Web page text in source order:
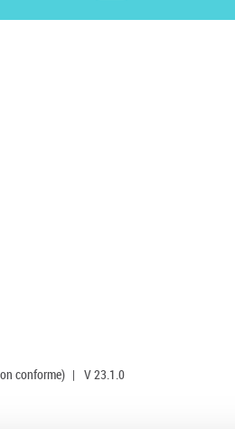
conforme) | V 23.1.0